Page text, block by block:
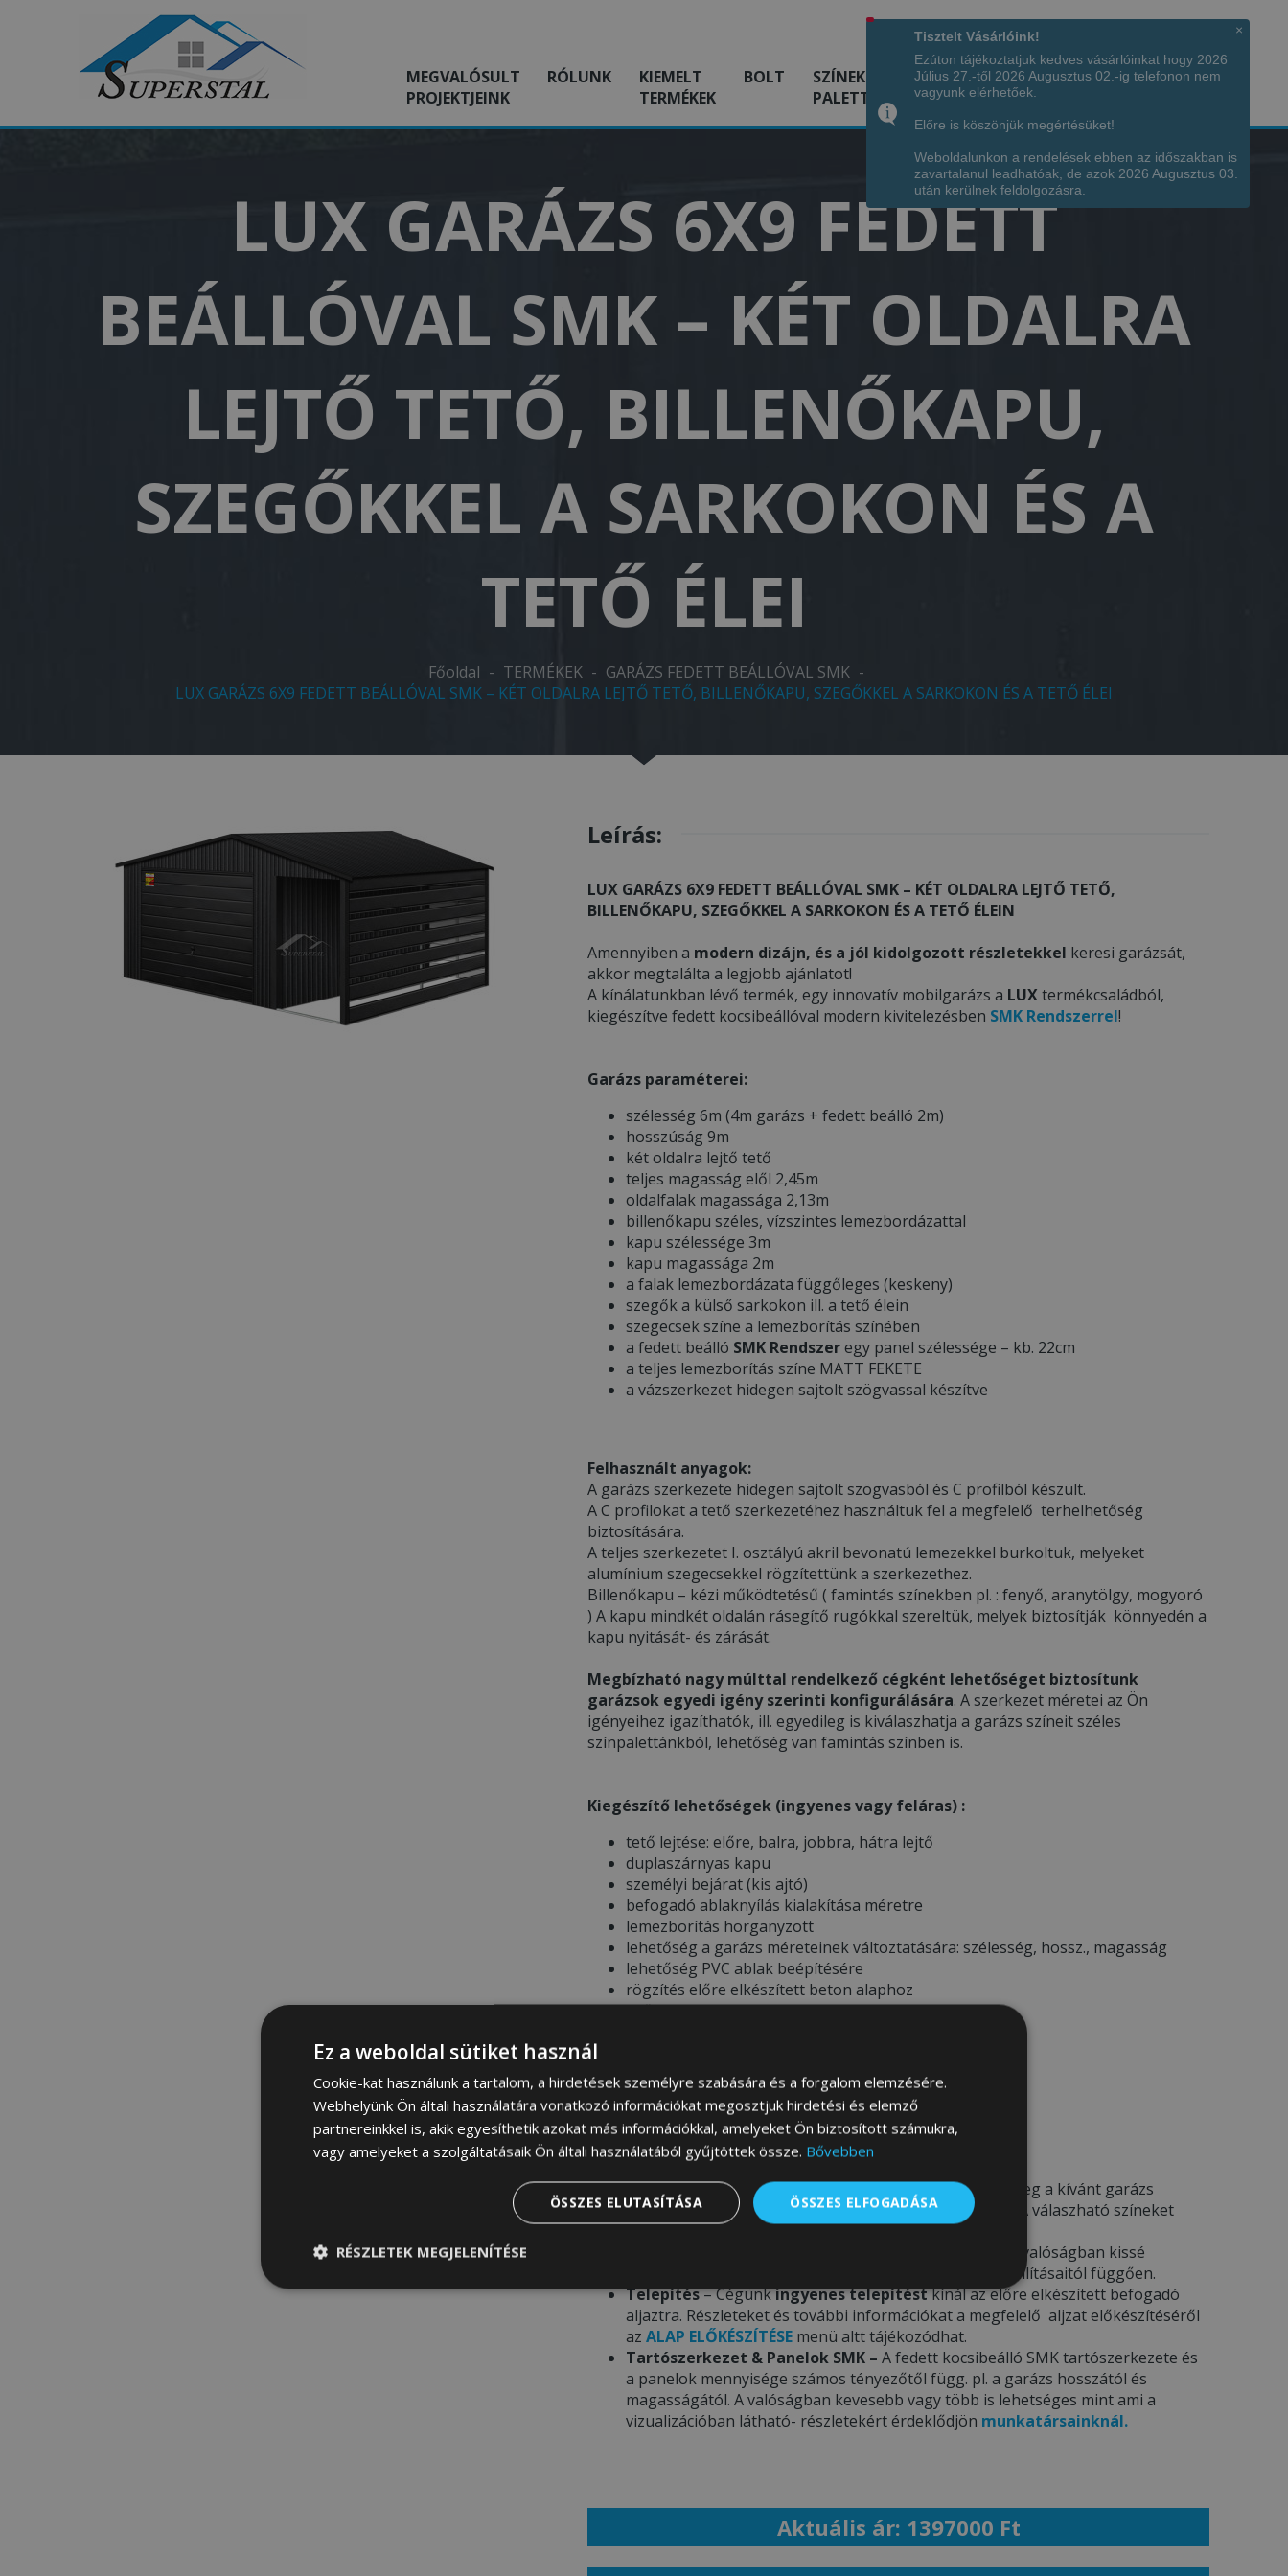
Hívjon minket!
MEGVALÓSULT
PROJEKTJEINK
RÓLUNK
KIEMELT
TERMÉKEK
BOLT
SZÍNEK
PALETTÁJA
KÉPGALÉRIA INFÓ ELÉRHETŐSÉG
LUX GARÁZS 6X9 FEDETT
BEÁLLÓVAL SMK – KÉT OLDALRA
LEJTŐ TETŐ, BILLENŐKAPU,
SZEGŐKKEL A SARKOKON ÉS A
TETŐ ÉLEI
Főoldal - TERMÉKEK - GARÁZS FEDETT BEÁLLÓVAL SMK -
LUX GARÁZS 6X9 FEDETT BEÁLLÓVAL SMK – KÉT OLDALRA LEJTŐ TETŐ, BILLENŐKAPU, SZEGŐKKEL A SARKOKON ÉS A TETŐ ÉLEI
Leírás:
LUX GARÁZS 6X9 FEDETT BEÁLLÓVAL SMK – KÉT OLDALRA LEJTŐ TETŐ,
BILLENŐKAPU, SZEGŐKKEL A SARKOKON ÉS A TETŐ ÉLEIN
Amennyiben a modern dizájn, és a jól kidolgozott részletekkel keresi garázsát,
akkor megtalálta a legjobb ajánlatot!
A kínálatunkban lévő termék, egy innovatív mobilgarázs a LUXtermékcsaládból,
kiegészítve fedett kocsibeállóval modern kivitelezésben SMK Rendszerrel!
Garázs paraméterei:
szélesség 6m (4m garázs + fedett beálló 2m)
hosszúság 9m
két oldalra lejtő tető
teljes magasság elől 2,45m
oldalfalak magassága 2,13m
billenőkapu széles, vízszintes lemezbordázattal
kapu szélessége 3m
kapu magassága 2m
a falak lemezbordázata függőleges (keskeny)
szegők a külső sarkokon ill. a tető élein
szegecsek színe a lemezborítás színében
a fedett beálló SMK Rendszeregy panel szélessége – kb. 22cm
a teljes lemezborítás színe MATT FEKETE
a vázszerkezet hidegen sajtolt szögvassal készítve
Felhasznált anyagok:
A garázs szerkezete hidegen sajtolt szögvasból és C profilból készült.
A C profilokat a tető szerkezetéhez használtuk fel a megfelelő terhelhetőség
biztosítására.
A teljes szerkezetet I. osztályú akril bevonatú lemezekkel burkoltuk, melyeket
alumínium szegecsekkel rögzítettünk a szerkezethez.
Billenőkapu – kézi működtetésű ( famintás színekben pl. : fenyő, aranytölgy, mogyoró
) A kapu mindkét oldalán rásegítő rugókkal szereltük, melyek biztosítják könnyedén a
kapu nyitását- és zárását.
Megbízható nagy múlttal rendelkező cégként lehetőséget biztosítunk
garázsok egyedi igény szerinti konfigurálására. A szerkezet méretei az Ön
igényeihez igazíthatók, ill. egyedileg is kiválaszhatja a garázs színeit széles
színpalettánkból, lehetőség van famintás színben is.
Kiegészítő lehetőségek (ingyenes vagy feláras) :
tető lejtése: előre, balra, jobbra, hátra lejtő
duplaszárnyas kapu
személyi bejárat (kis ajtó)
befogadó ablaknyílás kialakítása méretre
lemezborítás horganyzott
lehetőség a garázs méreteinek változtatására: szélesség, hossz., magasság
lehetőség PVC ablak beépítésére
rögzítés előre elkészített beton alaphoz
esőcsatorna
* FONTOS INFORMÁCIÓK RENDELÉS ELŐTT *
Garázs színösszeállítása –Rendeléskor kérjük adja meg a kívánt garázs
színeire vonatkozó információt a megjegyzés rovatba. A válaszható színeket
megtekintheti a
SZÍNEK PALETTÁJAmenü alatt.
– a valóságban kissé
eltérhetnek a mobil eszköz / számítógép képernyő beállításaitól függően.
Telepítés– Cégünkingyenes telepítéstkínál az előre elkészített befogadó
aljaztra. Részleteket és további információkat a megfelelő aljzat előkészítéséről
az ALAP ELŐKÉSZÍTÉSE menü altt tájékozódhat.
Tartószerkezet & Panelok SMK – A fedett kocsibeálló SMK tartószerkezete és
a panelok mennyisége számos tényezőtől függ. pl. a garázs hosszától és
magasságától. A valóságban kevesebb vagy több is lehetséges mint ami a
vizualizációban látható- részletekért érdeklődjön munkatársainknál.
Aktuális ár: 1397000 Ft
×
Tisztelt Vásárlóink!
Ezúton tájékoztatjuk kedves vásárlóinkat hogy 2026
Július 27.-től 2026 Augusztus 02.-ig telefonon nem
vagyunk elérhetőek.
Előre is köszönjük megértésüket!
Weboldalunkon a rendelések ebben az időszakban is
zavartalanul leadhatóak, de azok 2026 Augusztus 03.
után kerülnek feldolgozásra.
Ez a weboldal sütiket használ
Cookie-kat használunk a tartalom, a hirdetések személyre szabására és a forgalom elemzésére.
Webhelyünk Ön általi használatára vonatkozó információkat megosztjuk hirdetési és elemző
partnereinkkel is, akik egyesíthetik azokat más információkkal, amelyeket Ön biztosított számukra,
vagy amelyeket a szolgáltatásaik Ön általi használatából gyűjtöttek össze. Bővebben
ÖSSZES ELFOGADÁSA
ÖSSZES ELUTASÍTÁSA
RÉSZLETEK MEGJELENÍTÉSE
Elengedhetetlenül
Teljesítmény Célzás Funkcionalitás Besorolatlan